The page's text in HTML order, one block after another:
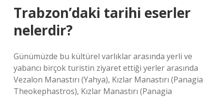
Trabzon’daki tarihi eserler
nelerdir?
Günümüzde bu kültürel varlıklar arasında yerli ve
yabancı birçok turistin ziyaret ettiği yerler arasında
Vezalon Manastırı (Yahya), Kızlar Manastırı (Panagia
Theokephastros), Kızlar Manastırı (Panagia